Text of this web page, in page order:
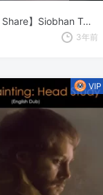
【中文字幕】【Skill Share】Siobhan Twomey 为电影和动画创作概念艺术
3年前